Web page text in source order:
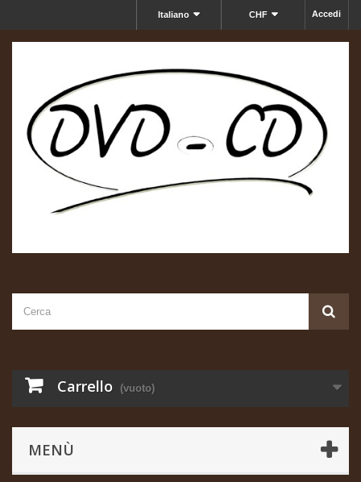
Accedi
CHF
Italiano
Carrello (vuoto)
MENÙ